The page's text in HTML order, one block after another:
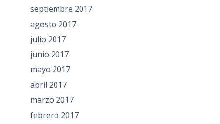
septiembre 2017
agosto 2017
julio 2017
junio 2017
mayo 2017
abril 2017
marzo 2017
febrero 2017